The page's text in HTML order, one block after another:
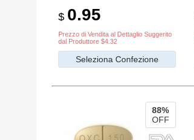
$ 0.95
Prezzo di Vendita al Dettaglio Suggerito
dal Produttore $4.32
Seleziona Confezione
88%
OFF